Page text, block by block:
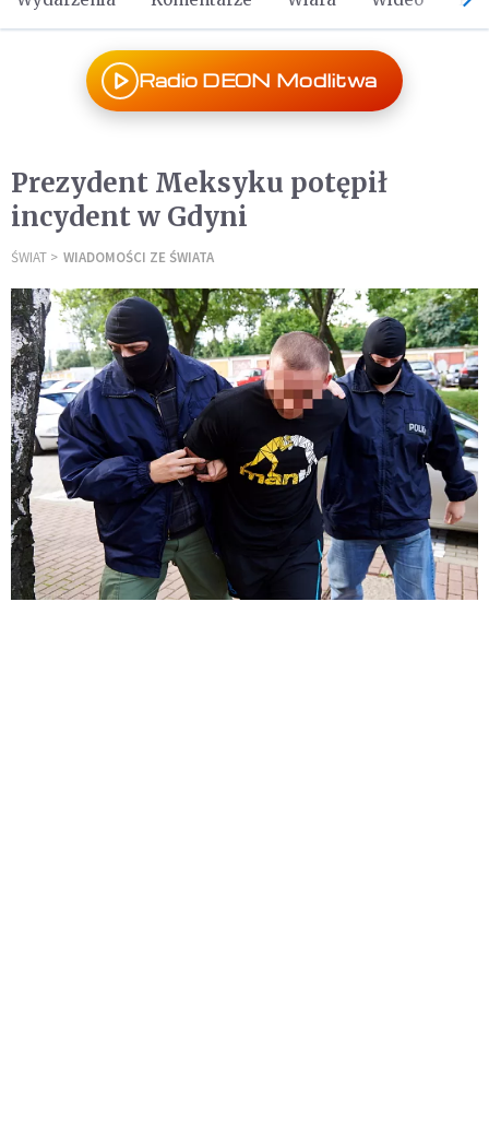
Radio DEON Modlitwa
Prezydent Meksyku potępił
incydent w Gdyni
ŚWIAT WIADOMOŚCI ZE ŚWIATA